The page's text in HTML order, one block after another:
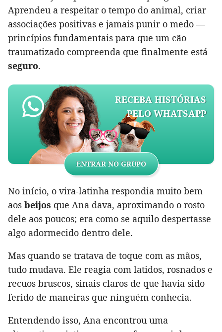
Aprendeu a respeitar o tempo do animal, criar
associações positivas e jamais punir o medo —
princípios fundamentais para que um cão
traumatizado compreenda que finalmente está
seguro.
RECEBA HISTÓRIAS
PELO WHATSAPP
ENTRAR NO GRUPO
No início, o vira-latinha respondia muito bem
aos beijos que Ana dava, aproximando o rosto
dele aos poucos; era como se aquilo despertasse
algo adormecido dentro dele.
Mas quando se tratava de toque com as mãos,
tudo mudava. Ele reagia com latidos, rosnados e
recuos bruscos, sinais claros de que havia sido
ferido de maneiras que ninguém conhecia.
Entendendo isso, Ana encontrou uma